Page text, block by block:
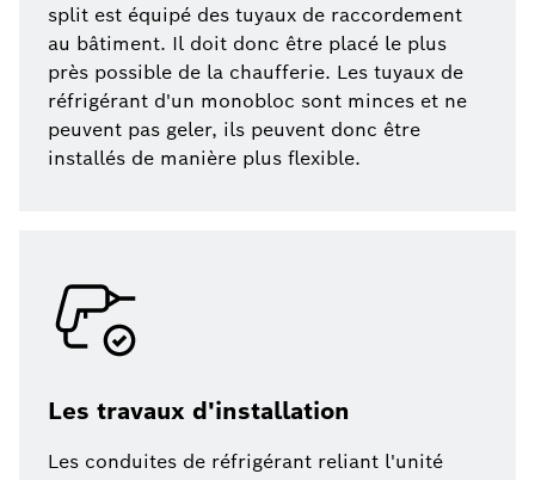
split est équipé des tuyaux de raccordement
au bâtiment. Il doit donc être placé le plus
près possible de la chaufferie. Les tuyaux de
réfrigérant d'un monobloc sont minces et ne
peuvent pas geler, ils peuvent donc être
installés de manière plus flexible.
Les travaux d'installation
Les conduites de réfrigérant reliant l'unité